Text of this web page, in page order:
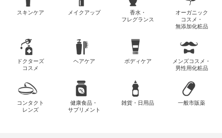
スキンケア メイクアップ
香水・
フレグランス
オーガニック
コスメ・
無添加化粧品
ドクターズ
コスメ
ヘアケア ボディケア
メンズコスメ・
男性用化粧品
コンタクト
レンズ
健康食品・
サプリメント
雑貨・日用品 一般市販薬